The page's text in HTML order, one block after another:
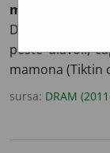
mam
-i,
Demonul
peste diavoli,
mamona (Tiktin
sursa: DRAM